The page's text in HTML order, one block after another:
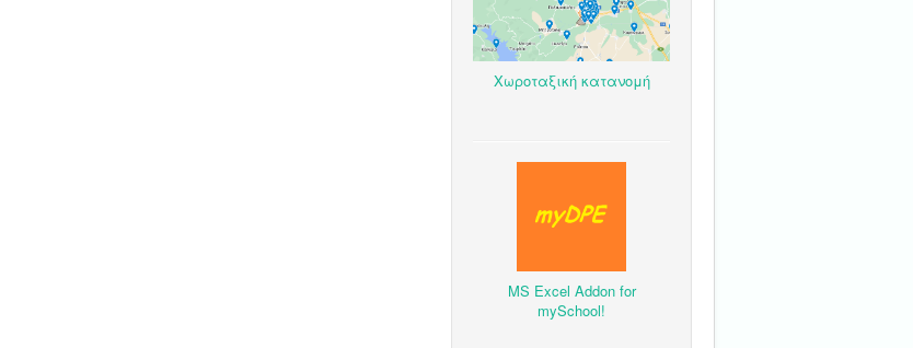
Χωροταξική κατανομή
MS Excel Addon for
mySchool!